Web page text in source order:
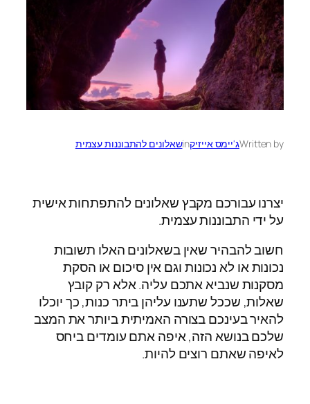
Written byג'יימס אייזיקinשאלונים להתבוננות עצמית
יצרנו עבורכם מקבץ שאלונים להתפתחות אישית
על ידי התבוננות עצמית.
חשוב להבהיר שאין בשאלונים האלו תשובות
נכונות או לא נכונות וגם אין סיכום או הסקת
מסקנות שנביא אתכם עליה. אלא רק קובץ
שאלות, שככל שתענו עליהן ביתר כנות, כך יוכלו
להאיר בעינכם בצורה האמיתית ביותר את המצב
שלכם בנושא הזה, איפה אתם עומדים ביחס
לאיפה שאתם רוצים להיות.